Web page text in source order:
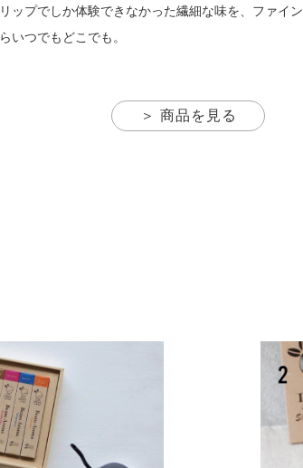
リップでしか体験できなかった繊細な味を、ファイ
らいつでもどこでも。
＞ 商品を見る